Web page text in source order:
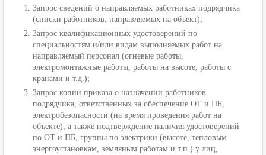
Запрос сведений о направляемых работниках подрядчика
(списки работников, направляемых на объект);
Запрос квалификационных удостоверений по
специальностям и/или видам выполняемых работ на
направляемый персонал (огневые работы,
электромонтажные работы, работы на высоте, работы с
кранами и т.д.);
Запрос копии приказа о назначении работников
подрядчика, ответственных за обеспечение ОТ и ПБ,
электробезопасности (на время проведения работ на
объекте), а также подтверждение наличия удостоверений
по ОТ и ПБ, группы по электрики (высоте, тепловым
энергоустановкам, земляным работам и т.п.) у лиц,